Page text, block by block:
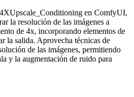
en ComfyUI,
la resolución de las imágenes a
de 4x, incorporando elementos de
la salida. Aprovecha técnicas de
de las imágenes, permitiendo
y la augmentación de ruido para